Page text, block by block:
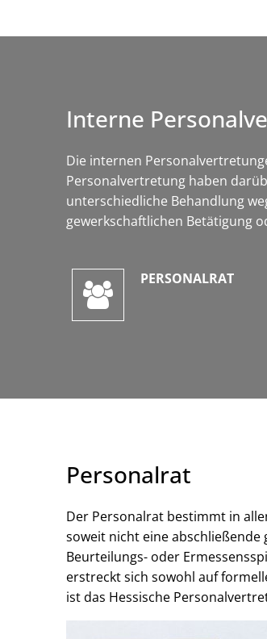
Interne
Die internen
Personalvertretung haben
unterschiedliche Behandlung
gewerkschaftlichen Betätigung
PERSONALRAT
Personalrat
Der Personalrat bestimmt in
soweit nicht eine
Beurteilungs- oder
erstreckt sich sowohl auf
ist das Hessische